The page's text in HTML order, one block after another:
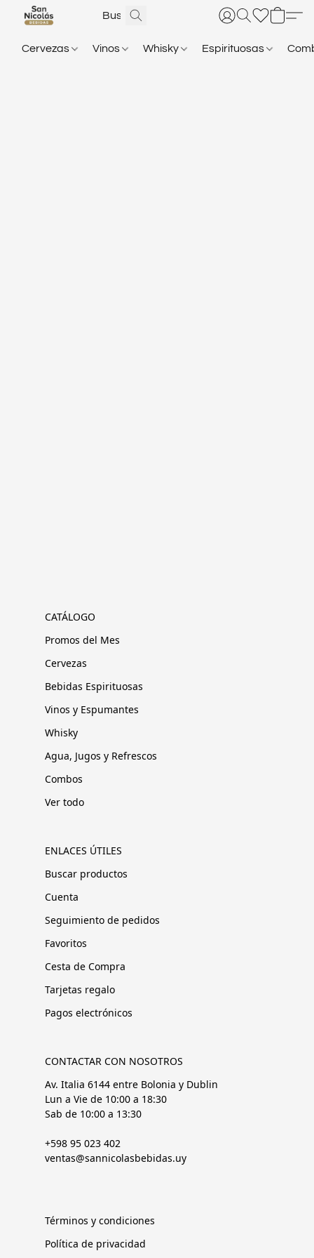
Cervezas Vinos Whisky Espirituosas
CATÁLOGO
Promos del Mes
Cervezas
Bebidas Espirituosas
Vinos y Espumantes
Whisky
Agua, Jugos y Refrescos
Combos
Ver todo
ENLACES ÚTILES
Buscar productos
Cuenta
Seguimiento de pedidos
Favoritos
Cesta de Compra
Tarjetas regalo
Pagos electrónicos
CONTACTAR CON NOSOTROS
Av. Italia 6144 entre Bolonia y Dublin
Lun a Vie de 10:00 a 18:30
Sab de 10:00 a 13:30
+598 95 023 402
ventas@sannicolasbebidas.uy
Términos y condiciones
Política de privacidad